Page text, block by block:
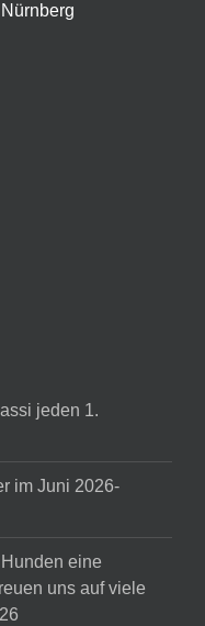
jeden 1.
im Juni 2026-
eine
uns auf viele